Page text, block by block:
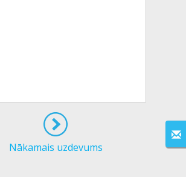
Nākamais uzdevums